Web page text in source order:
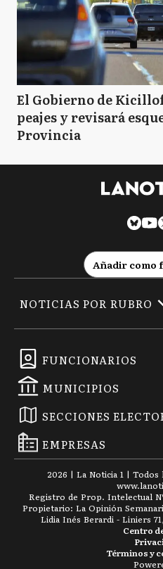
El Gobierno de
peajes y revisará
Provincia
Añadir como
FUNCIONARIOS
MUNICIPIOS
SECCIONES
EMPRESAS
NOTICIAS POR RUBRO
2026 | La Noticia 1 | Todos
www.
Registro de Prop. Intelectual
Propietario: La Opinión
Lidia Inés Berardi - Liniers
Términos y
Centro